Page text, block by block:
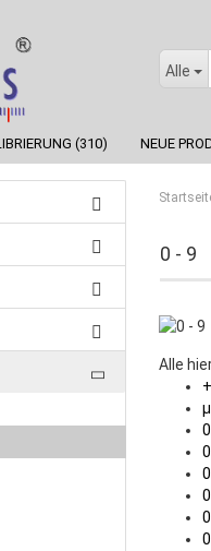
Alle
(310) NEUE
0 - 9
Alle